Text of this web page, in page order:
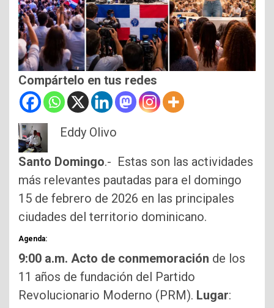
Compártelo en tus redes
Eddy Olivo
Santo Domingo.- Estas son las actividades
más relevantes pautadas para el domingo
15 de febrero de 2026 en las principales
ciudades del territorio dominicano.
Agenda:
9:00 a.m. Acto de conmemoración de los
11 años de fundación del Partido
Revolucionario Moderno (PRM). Lugar: